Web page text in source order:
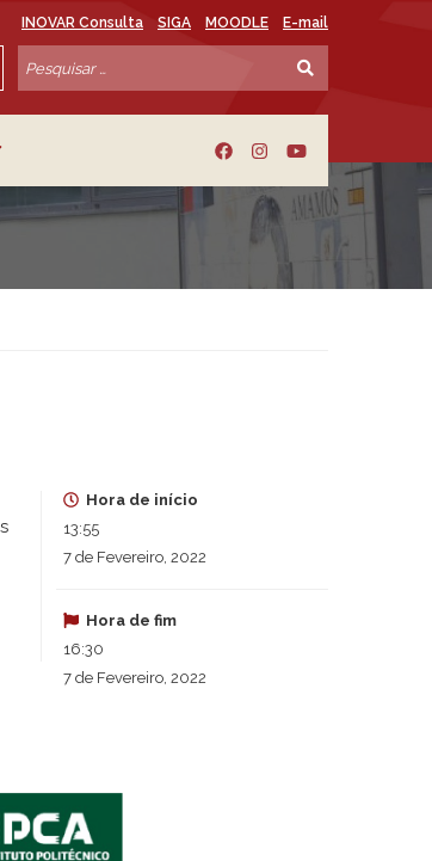
INOVAR Consulta SIGA MOODLE E-mail
Hora de início
13:55
7 de Fevereiro, 2022
Hora de fim
16:30
7 de Fevereiro, 2022